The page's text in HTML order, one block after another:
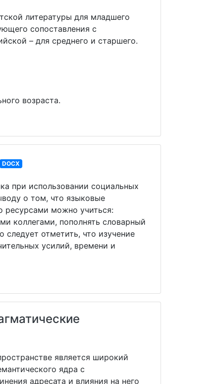
литературы для младшего
сопоставления с
– для среднего и старшего.
возраста.
DOCX
при использовании социальных
о том, что языковые
ресурсами можно учиться:
коллегами, пополнять словарный
следует отметить, что изучение
усилий, времени и
является широкий
ядра с
адресата и влияния на него